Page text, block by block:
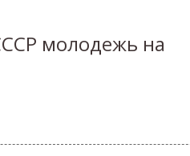
молодежь на